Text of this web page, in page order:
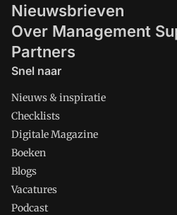
Nieuwsbrieven
Over Management
Partners
Snel naar
Nieuws & inspiratie
Checklists
Digitale Magazine
Boeken
Blogs
Vacatures
Podcast